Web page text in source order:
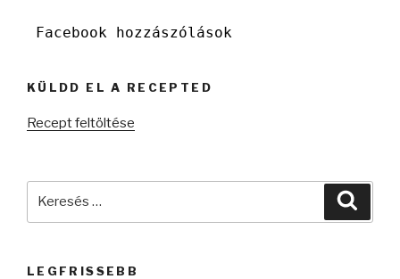
Facebook hozzászólások
KÜLDD EL A RECEPTED
Recept feltöltése
LEGFRISSEBB